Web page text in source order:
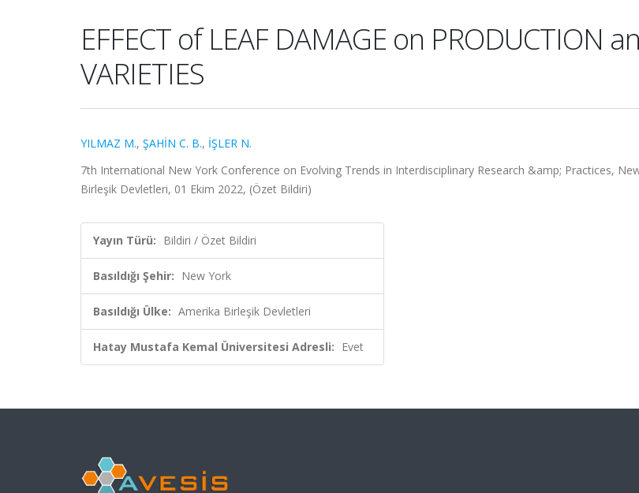
EFFECT of LEAF DAMAGE on PRODUCTION
VARIETIES
YILMAZ M., ŞAHİN C. B., İŞLER N.
7th International New York Conference on Evolving Trends in Interdisciplinary Research &amp; Practices,
Birleşik Devletleri, 01 Ekim 2022, (Özet Bildiri)
Yayın Türü: Bildiri / Özet Bildiri
Basıldığı Şehir: New York
Basıldığı Ülke: Amerika Birleşik Devletleri
Hatay Mustafa Kemal Üniversitesi Adresli: Evet